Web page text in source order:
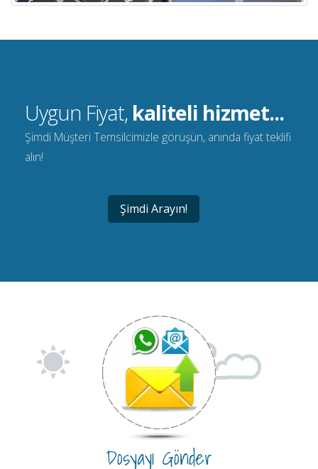
Uygun Fiyat, kaliteli hizmet...
Şimdi Müşteri Temsilcimizle görüşün, anında fiyat teklifi
alın!
Şimdi Arayın!
Dosyayı Gönder